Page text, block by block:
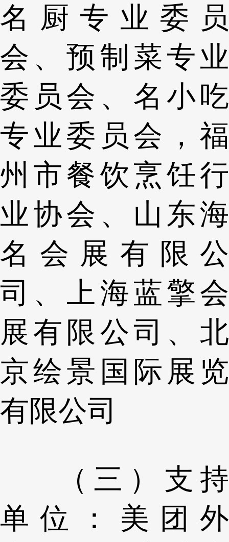
名厨专业委员
会、预制菜专业
委员会、名小吃
专业委员会，福
州市餐饮烹饪行
业协会、山东海
名会展有限公
司、上海蓝擎会
展有限公司、北
京绘景国际展览
有限公司
（三）支持
单位：美团外